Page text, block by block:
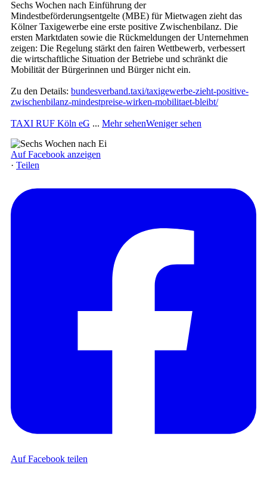
Sechs Wochen nach Einführung der
Mindestbeförderungsentgelte (MBE) für Mietwagen zieht das
Kölner Taxigewerbe eine erste positive Zwischenbilanz. Die
ersten Marktdaten sowie die Rückmeldungen der Unternehmen
zeigen: Die Regelung stärkt den fairen Wettbewerb, verbessert
die wirtschaftliche Situation der Betriebe und schränkt die
Mobilität der Bürgerinnen und Bürger nicht ein.
Zu den Details: bundesverband.taxi/taxigewerbe-zieht-positive-
zwischenbilanz-mindestpreise-wirken-mobilitaet-bleibt/
TAXI RUF Köln eG ... Mehr sehenWeniger sehen
Auf Facebook anzeigen
· Teilen
Auf Facebook teilen